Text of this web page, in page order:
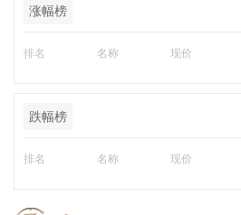
涨幅榜
排名 名称 现价
跌幅榜
排名 名称 现价